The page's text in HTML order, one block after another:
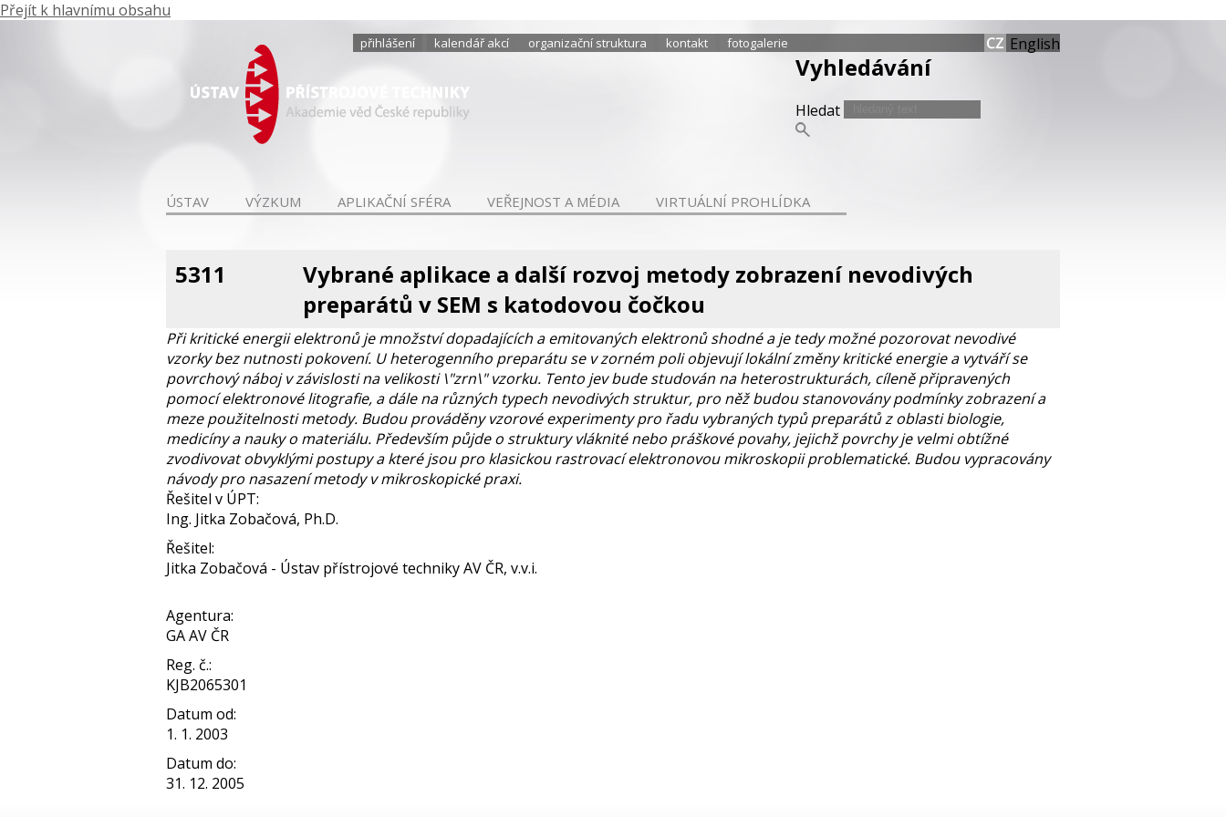
Přejít k hlavnímu obsahu
přihlášení kalendář akcí organizační struktura kontakt fotogalerie
Vyhledávání
Hledat
English
ÚSTAV VÝZKUM APLIKAČNÍ SFÉRA VEŘEJNOST A MÉDIA VIRTUÁLNÍ PROHLÍDKA
5311
Vybrané aplikace a další rozvoj metody zobrazení nevodivých
preparátů v SEM s katodovou čočkou
Při kritické energii elektronů je množství dopadajících a emitovaných elektronů shodné a je tedy možné pozorovat nevodivé
vzorky bez nutnosti pokovení. U heterogenního preparátu se v zorném poli objevují lokální změny kritické energie a vytváří se
povrchový náboj v závislosti na velikosti \"zrn\" vzorku. Tento jev bude studován na heterostrukturách, cíleně připravených
pomocí elektronové litografie, a dále na různých typech nevodivých struktur, pro něž budou stanovovány podmínky zobrazení a
meze použitelnosti metody. Budou prováděny vzorové experimenty pro řadu vybraných typů preparátů z oblasti biologie,
medicíny a nauky o materiálu. Především půjde o struktury vláknité nebo práškové povahy, jejichž povrchy je velmi obtížné
zvodivovat obvyklými postupy a které jsou pro klasickou rastrovací elektronovou mikroskopii problematické. Budou vypracovány
návody pro nasazení metody v mikroskopické praxi.
Řešitel v ÚPT:
Ing. Jitka Zobačová, Ph.D.
Řešitel:
Jitka Zobačová - Ústav přístrojové techniky AV ČR, v.v.i.
Agentura:
GA AV ČR
Reg. č.:
KJB2065301
Datum od:
1. 1. 2003
Datum do:
31. 12. 2005